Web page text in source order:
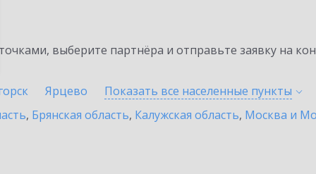
выберите партнёра и отправьте заявку на
Ярцево Показать все населенные пункты
, Брянская область, Калужская область, Москва и